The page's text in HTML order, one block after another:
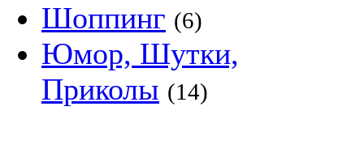
Шоппинг (6)
Юмор, Шутки,
Приколы (14)